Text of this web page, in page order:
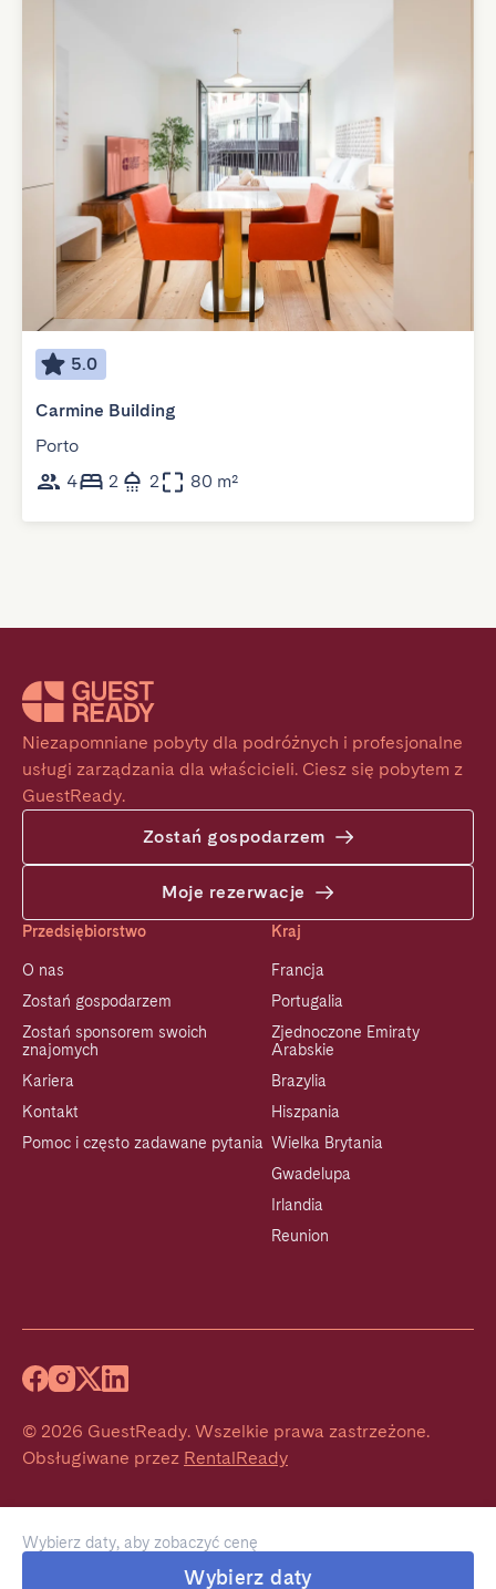
Wybierz daty, aby zobaczyć cenę
Wybierz daty
5.0
Carmine Building
Porto
4
2 2 80 m²
Niezapomniane pobyty dla podróżnych i profesjonalne
usługi zarządzania dla właścicieli. Ciesz się pobytem z
GuestReady.
Zostań gospodarzem
Moje rezerwacje
Przedsiębiorstwo
O nas
Zostań gospodarzem
Zostań sponsorem swoich
znajomych
Kariera
Kontakt
Pomoc i często zadawane pytania
Kraj
Francja
Portugalia
Zjednoczone Emiraty
Arabskie
Brazylia
Hiszpania
Wielka Brytania
Gwadelupa
Irlandia
Reunion
© 2026 GuestReady. Wszelkie prawa zastrzeżone.
Obsługiwane przez RentalReady